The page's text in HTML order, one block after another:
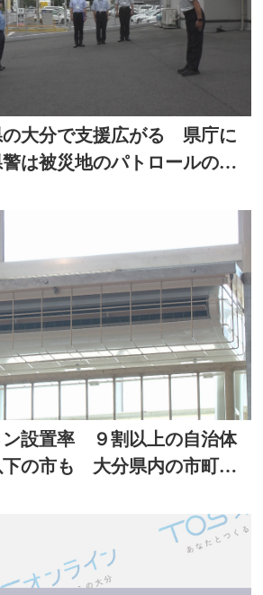
大分で支援広がる 県庁に
は被災地のパトロールのた
ン設置率 ９割以上の自治体
下の市も 大分県内の市町村